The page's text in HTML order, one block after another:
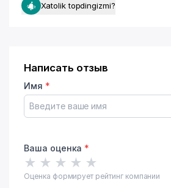
Xatolik topdingizmi?
Написать отзыв
Имя *
Ваша оценка *
★ ★ ★ ★ ★
Оценка формирует рейтинг компании